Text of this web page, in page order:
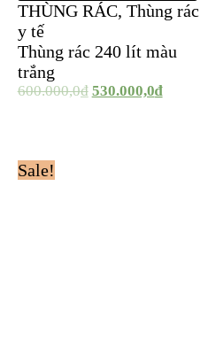
THÙNG RÁC, Thùng rác
y tế
Thùng rác 240 lít màu
trắng
600.000,0₫ 530.000,0₫
Sale!